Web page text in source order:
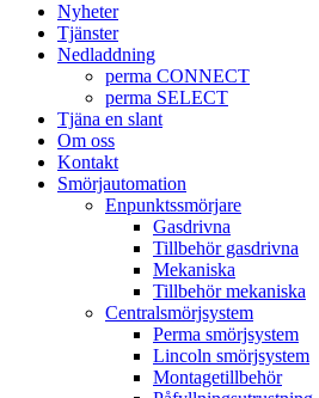
Nyheter
Tjänster
Nedladdning
perma CONNECT
perma SELECT
Tjäna en slant
Om oss
Kontakt
Smörjautomation
Enpunktssmörjare
Gasdrivna
Tillbehör gasdrivna
Mekaniska
Tillbehör mekaniska
Centralsmörjsystem
Perma smörjsystem
Lincoln smörjsystem
Montagetillbehör